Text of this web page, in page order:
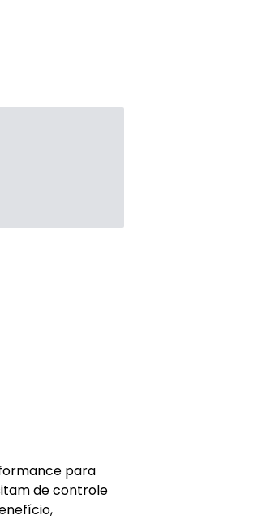
para
de controle